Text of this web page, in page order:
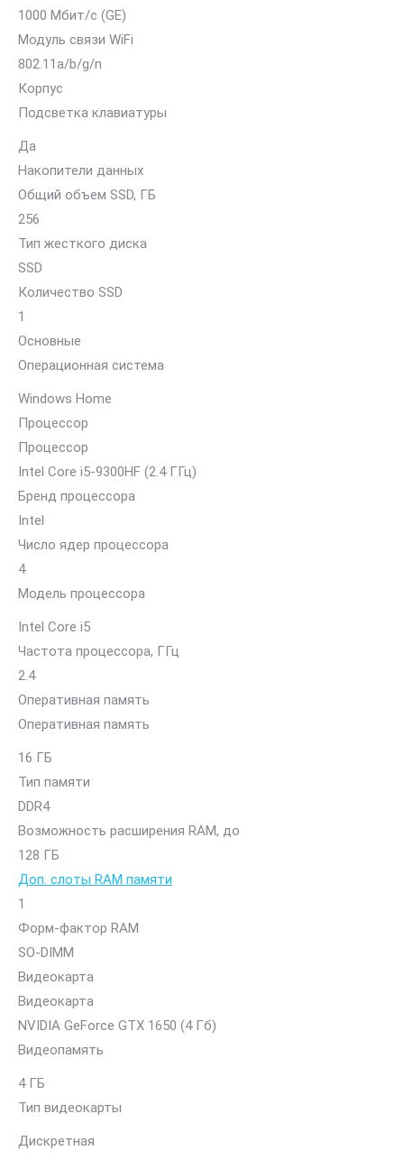
1000 Мбит/с (GE)
Модуль связи WiFi
802.11a/b/g/n
Корпус
Подсветка клавиатуры
Да
Накопители данных
Общий объем SSD, ГБ
256
Тип жесткого диска
SSD
Количество SSD
1
Основные
Операционная система
Windows Home
Процессор
Процессор
Intel Core i5-9300HF (2.4 ГГц)
Бренд процессора
Intel
Число ядер процессора
4
Модель процессора
Intel Core i5
Частота процессора, ГГц
2.4
Оперативная память
Оперативная память
16 ГБ
Тип памяти
DDR4
Возможность расширения RAM, до
128 ГБ
Доп. слоты RAM памяти
1
Форм-фактор RAM
SO-DIMM
Видеокарта
Видеокарта
NVIDIA GeForce GTX 1650 (4 Гб)
Видеопамять
4 ГБ
Тип видеокарты
Дискретная